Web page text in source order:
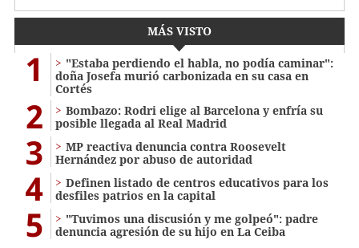
MÁS VISTO
1
"Estaba perdiendo el habla, no podía caminar":
doña Josefa murió carbonizada en su casa en
Cortés
2
Bombazo: Rodri elige al Barcelona y enfría su
posible llegada al Real Madrid
3
MP reactiva denuncia contra Roosevelt
Hernández por abuso de autoridad
4
Definen listado de centros educativos para los
desfiles patrios en la capital
5
"Tuvimos una discusión y me golpeó": padre
denuncia agresión de su hijo en La Ceiba